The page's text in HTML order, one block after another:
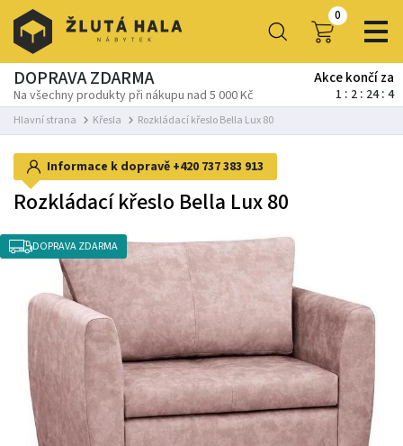
0
DOPRAVA ZDARMA
Na všechny produkty při nákupu nad 5 000 Kč
Akce končí za
1 2 24 3
Hlavní strana Křesla Rozkládací křeslo Bella Lux 80
Informace k dopravě +420 737 383 913
Rozkládací křeslo Bella Lux 80
DOPRAVA ZDARMA